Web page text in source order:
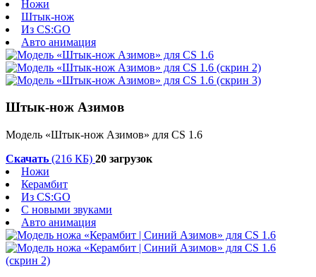
Ножи
Штык-нож
Из CS:GO
Авто анимация
Штык-нож Азимов
Модель «Штык-нож Азимов» для CS 1.6
Скачать (216 КБ) 20 загрузок
Ножи
Керамбит
Из CS:GO
С новыми звуками
Авто анимация